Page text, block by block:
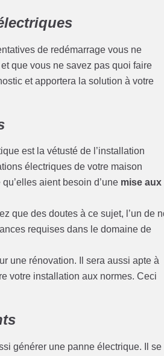
de redémarrage vous ne
que vous ne savez pas quoi faire
et apportera la solution à votre
est la vétusté de l’installation
électriques de votre maison
aient besoin d’une mise aux
que des doutes à ce sujet, l’un de
requises dans le domaine de
une rénovation. Il sera aussi apte à
votre installation aux normes. Ceci
générer une panne électrique. Il se